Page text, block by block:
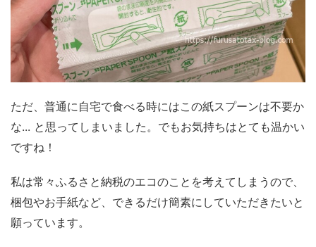
ただ、普通に自宅で食べる時にはこの紙スプーンは不要か
な... と思ってしまいました。でもお気持ちはとても温かい
ですね！
私は常々ふるさと納税のエコのことを考えてしまうので、
梱包やお手紙など、できるだけ簡素にしていただきたいと
願っています。